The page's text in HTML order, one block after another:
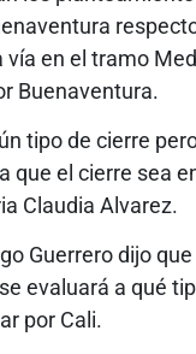
en el tramo
Buenaventura.
tipo de cierre
que el cierre sea
Claudia Alvarez.
Guerrero dijo
evaluará a qué
por Cali.